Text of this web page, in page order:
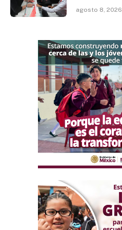
agosto 8, 2026